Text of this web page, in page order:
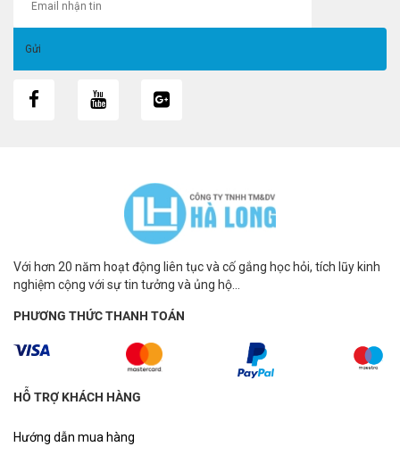
Với hơn 20 năm hoạt động liên tục và cố gắng học hỏi, tích lũy kinh
nghiệm cộng với sự tin tưởng và ủng hộ...
PHƯƠNG THỨC THANH TOÁN
HỖ TRỢ KHÁCH HÀNG
Hướng dẫn mua hàng